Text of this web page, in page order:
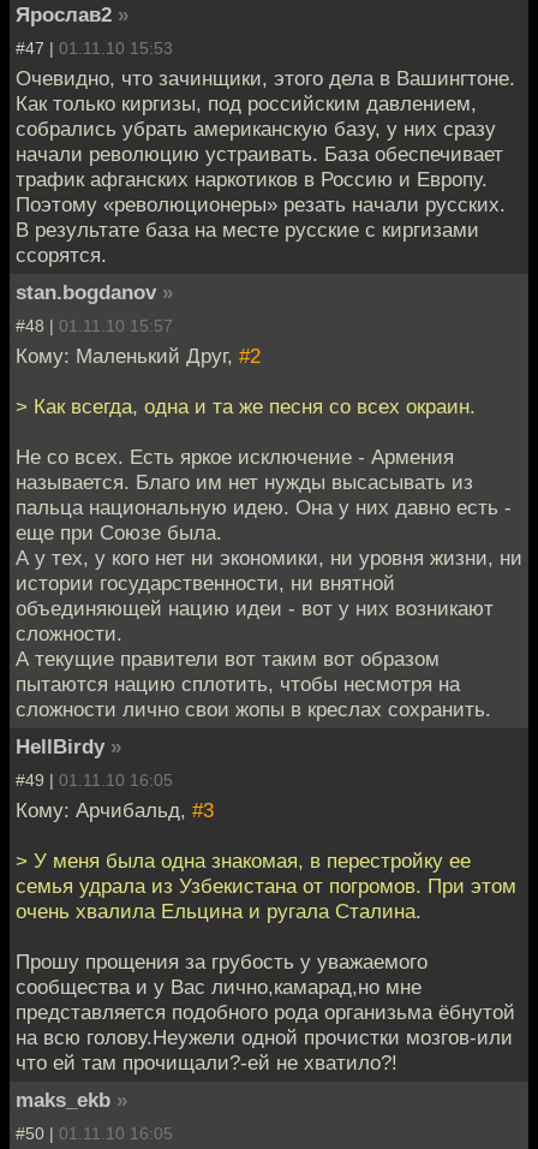
Ярослав2 »
#47 | 01.11.10 15:53
Очевидно, что зачинщики, этого дела в Вашингтоне.
Как только киргизы, под российским давлением,
собрались убрать американскую базу, у них сразу
начали революцию устраивать. База обеспечивает
трафик афганских наркотиков в Россию и Европу.
Поэтому «революционеры» резать начали русских.
В результате база на месте русские с киргизами
ссорятся.
stan.bogdanov »
#48 | 01.11.10 15:57
Кому: Маленький Друг, #2
> Как всегда, одна и та же песня со всех окраин.
Не со всех. Есть яркое исключение - Армения
называется. Благо им нет нужды высасывать из
пальца национальную идею. Она у них давно есть -
еще при Союзе была.
А у тех, у кого нет ни экономики, ни уровня жизни, ни
истории государственности, ни внятной
объединяющей нацию идеи - вот у них возникают
сложности.
А текущие правители вот таким вот образом
пытаются нацию сплотить, чтобы несмотря на
сложности лично свои жопы в креслах сохранить.
HellBirdy »
#49 | 01.11.10 16:05
Кому: Арчибальд, #3
> У меня была одна знакомая, в перестройку ее
семья удрала из Узбекистана от погромов. При этом
очень хвалила Ельцина и ругала Сталина.
Прошу прощения за грубость у уважаемого
сообщества и у Вас лично,камарад,но мне
представляется подобного рода организьма ёбнутой
на всю голову.Неужели одной прочистки мозгов-или
что ей там прочищали?-ей не хватило?!
maks_ekb »
#50 | 01.11.10 16:05